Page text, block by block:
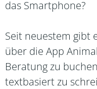
das Smartphone?
Seit neuestem gibt
über die App
Beratung zu
textbasiert zu